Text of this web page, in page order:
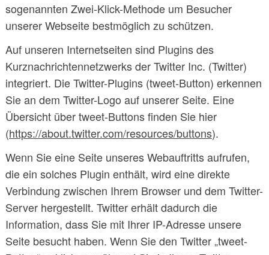
sogenannten Zwei-Klick-Methode um Besucher
unserer Webseite bestmöglich zu schützen.
Auf unseren Internetseiten sind Plugins des
Kurznachrichtennetzwerks der Twitter Inc. (Twitter)
integriert. Die Twitter-Plugins (tweet-Button) erkennen
Sie an dem Twitter-Logo auf unserer Seite. Eine
Übersicht über tweet-Buttons finden Sie hier
(https://about.twitter.com/resources/buttons).
Wenn Sie eine Seite unseres Webauftritts aufrufen,
die ein solches Plugin enthält, wird eine direkte
Verbindung zwischen Ihrem Browser und dem Twitter-
Server hergestellt. Twitter erhält dadurch die
Information, dass Sie mit Ihrer IP-Adresse unsere
Seite besucht haben. Wenn Sie den Twitter „tweet-